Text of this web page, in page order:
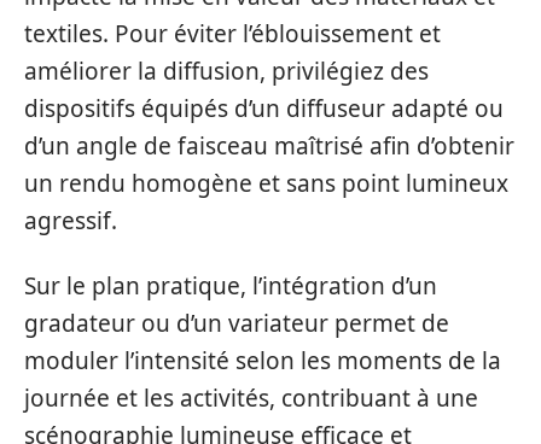
textiles. Pour éviter l’éblouissement et
améliorer la diffusion, privilégiez des
dispositifs équipés d’un diffuseur adapté ou
d’un angle de faisceau maîtrisé afin d’obtenir
un rendu homogène et sans point lumineux
agressif.
Sur le plan pratique, l’intégration d’un
gradateur ou d’un variateur permet de
moduler l’intensité selon les moments de la
journée et les activités, contribuant à une
scénographie lumineuse efficace et